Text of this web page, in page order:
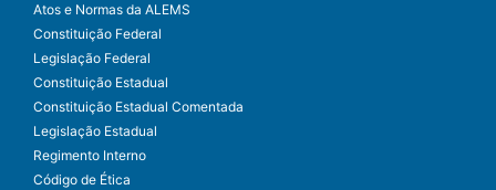
Atos e Normas da ALEMS
Constituição Federal
Legislação Federal
Constituição Estadual
Constituição Estadual Comentada
Legislação Estadual
Regimento Interno
Código de Ética